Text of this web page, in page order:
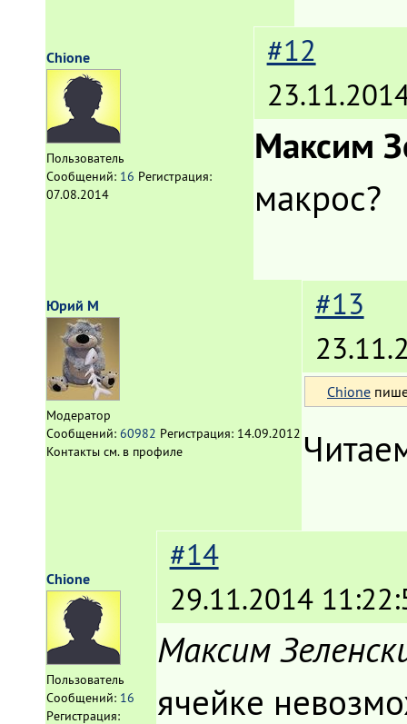
Chione
Пользователь
Сообщений: 16 Регистрация:
07.08.2014
#12
Максим
макрос?
Юрий М
Модератор
Сообщений: 60982 Регистрация: 14.09.2012
Контакты см. в профиле
#13
Chione
Chione
Пользователь
Сообщений: 16
Регистрация:
#14
29.11.2014
Максим
ячейке